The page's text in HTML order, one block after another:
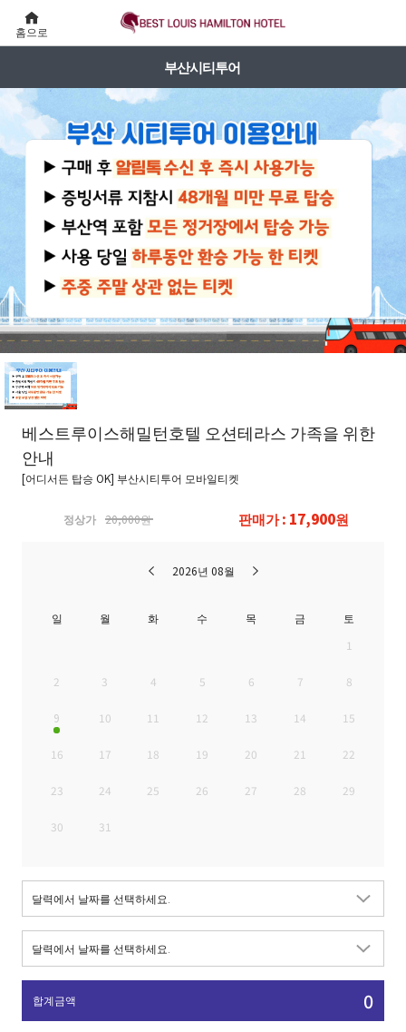
홈으로
부산시티투어
베스트루이스해밀턴호텔 오션테라스 가족을 위한
안내
[어디서든 탑승 OK] 부산시티투어 모바일티켓
정상가 20,000원 판매가 : 17,900원
2026년 08월
일 월 화 수 목 금
토
1
2 3 4 5 6 7 8
9 10 11 12 13 14 15
16 17 18 19 20 21 22
23 24 25 26 27 28 29
30 31
합계금액 0